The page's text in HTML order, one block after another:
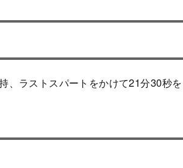
、ラストスパートをかけて21分30秒を